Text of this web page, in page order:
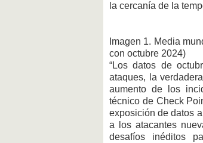
la cercanía de la
Imagen 1. Media
con octubre 2024)
“Los datos de
ataques, la
aumento de los
técnico de Check
exposición de datos
a los atacantes
desafíos inéditos